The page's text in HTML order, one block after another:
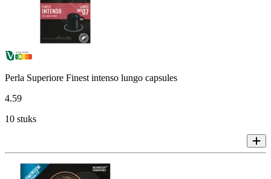
Perla Superiore Finest intenso lungo capsules
4.59
10 stuks